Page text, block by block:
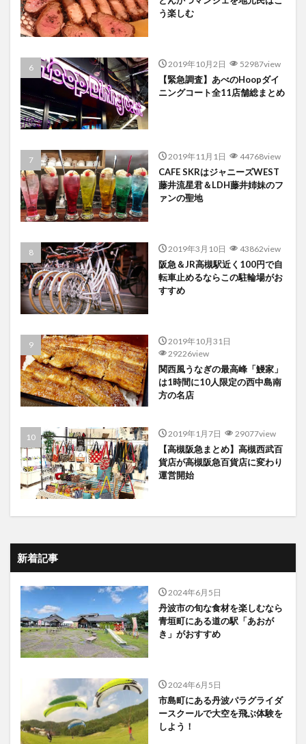
う楽しむ
2019年10月2日 52987view
【緊急調査】あべのHoopダイ
ニングコート全11店舗総まとめ
2019年11月1日 44768view
CAFE SKRはジャニーズWEST
藤井流星君＆LDH藤井姉妹のフ
ァンの聖地
2019年3月10日 43862view
阪急＆JR高槻駅近く100円で自
転車止めるならこの駐輪場がお
すすめ
2019年10月31日
29226view
関西風うなぎの最高峰「鰻家」
は1時間に10人限定の西中島南
方の名店
2019年1月7日 29077view
【高槻阪急まとめ】高槻西武百
貨店が高槻阪急百貨店に変わり
運営開始
新着記事
2024年6月5日
丹波市の旬な食材を楽しむなら
青垣町にある道の駅「あおが
き」がおすすめ
2024年6月5日
市島町にある丹波パラグライダ
ースクールで大空を飛ぶ体験を
しよう！